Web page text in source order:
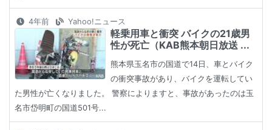
4年前 Yahoo!ニュース
軽乗用車と衝突 バイクの21歳男
性が死亡（KAB熊本朝日放送 ...
熊本県玉名市の国道で14日、車とバイク
の衝突事故があり、バイクを運転してい
た男性が亡くなりました。 警察によりますと、事故があったのは玉
名市岱明町の国道501号...